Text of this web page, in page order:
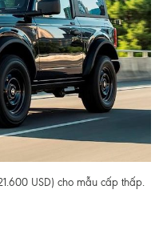
USD) cho mẫu cấp thấp.